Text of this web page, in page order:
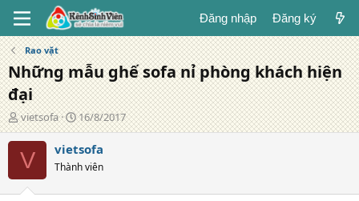
Đăng nhập Đăng ký
Rao vặt
Những mẫu ghế sofa nỉ phòng khách hiện
đại
T
á
c
g
ả
vietsofa
N
g
à
y
đ
16/8/2017
V vietsofa
Thành viên